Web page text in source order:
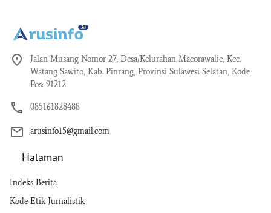
Jalan Musang Nomor 27, Desa/Kelurahan Macorawalie, Kec.
Watang Sawito, Kab. Pinrang, Provinsi Sulawesi Selatan, Kode
Pos: 91212
085161828488
arusinfo15@gmail.com
Halaman
Indeks Berita
Kode Etik Jurnalistik